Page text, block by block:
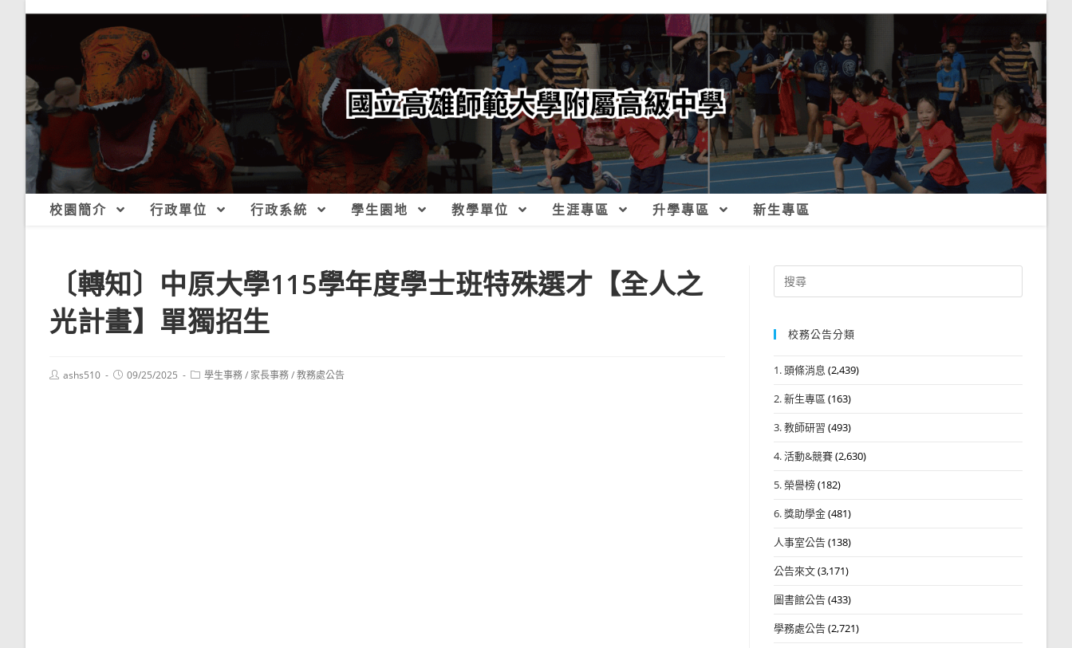
校園簡介 行政單位 行政系統 學生園地 教學單位 生涯專區 升學專區 新生專區
〔轉知〕中原大學115學年度學士班特殊選才【全人之
光計畫】單獨招生
Postashs510
Post09/25/2025
Post學生事務/ 家長事務/教務處公告
Search
for:
校務公告分類
1. 頭條消息 (2,439)
2. 新生專區 (163)
3. 教師研習 (493)
4. 活動&競賽(2,630)
5. 榮譽榜(182)
6. 獎助學金(481)
人事室公告(138)
公告來文(3,171)
圖書館公告(433)
學務處公告(2,721)